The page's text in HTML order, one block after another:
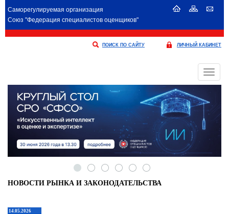
Саморегулируемая организация
Союз "Федерация специалистов оценщиков"
ПОИСК ПО САЙТУ ЛИЧНЫЙ КАБИНЕТ
Меню
НОВОСТИ РЫНКА И ЗАКОНОДАТЕЛЬСТВА
14.05.2026